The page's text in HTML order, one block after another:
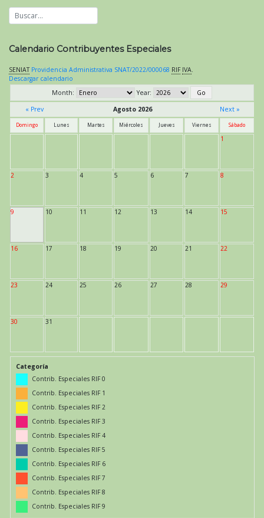
Calendario Contribuyentes Especiales
SENIAT Providencia Administrativa SNAT/2022/000068 RIF IVA
Descargar calendario
Month:
Year:
« Prev
Agosto 2026 Next »
Domingo Lunes Martes Miércoles Jueves Viernes Sábado
1
2 3 4 5 6 7 8
9 10 11 12 13 14 15
16 17 18 19 20 21 22
23 24 25 26 27 28 29
30 31
Categoría
Contrib. Especiales RIF 0
Contrib. Especiales RIF 1
Contrib. Especiales RIF 2
Contrib. Especiales RIF 3
Contrib. Especiales RIF 4
Contrib. Especiales RIF 5
Contrib. Especiales RIF 6
Contrib. Especiales RIF 7
Contrib. Especiales RIF 8
Contrib. Especiales RIF 9